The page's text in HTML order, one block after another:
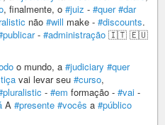
, finalmente, o #juiz - #quer #dar
não #will make - #discounts.
- #administração 🇮🇹 🇪🇺
o mundo, a #judiciary #quer
vai levar seu #curso,
- #em formação - #vai -
A #presente #vocês a #público